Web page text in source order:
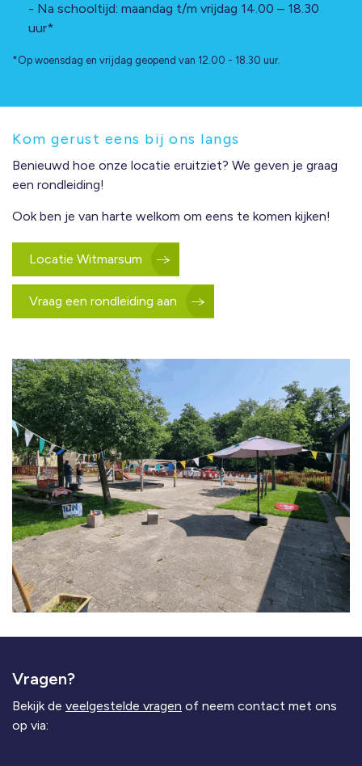
- Na schooltijd: maandag t/m vrijdag 14.00 – 18.30
uur*
*Op woensdag en vrijdag geopend van 12.00 - 18.30 uur.
Kom gerust eens bij ons langs
Benieuwd hoe onze locatie eruitziet? We geven je graag
een rondleiding!
Ook ben je van harte welkom om eens te komen kijken!
Locatie Witmarsum
Vraag een rondleiding aan
Vragen?
Bekijk de veelgestelde vragen of neem contact met ons
op via: